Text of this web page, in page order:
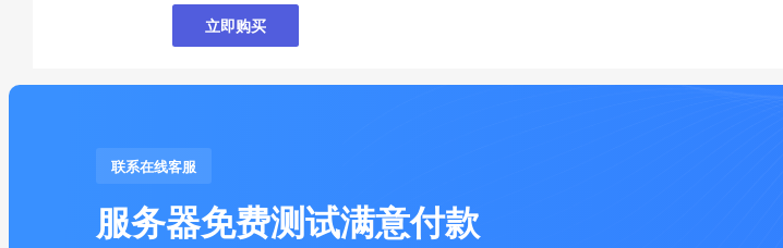
立即购买
联系在线客服
服务器免费测试满意付款